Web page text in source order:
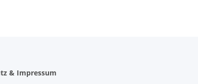
& Impressum